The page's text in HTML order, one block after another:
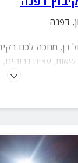
, דפנה
דן, מחכה לכם
עצים גבוהים,